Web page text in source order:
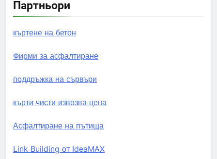
Партньори
къртене на бетон
Фирми за асфалтиране
поддръжка на сървъри
кърти чисти извозва цена
Асфалтиране на пътища
Link Building от IdeaMAX